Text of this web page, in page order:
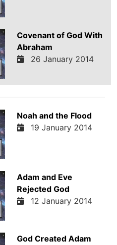
Covenant of God With
Abraham
26 January 2014
Noah and the Flood
19 January 2014
Adam and Eve
Rejected God
12 January 2014
God Created Adam